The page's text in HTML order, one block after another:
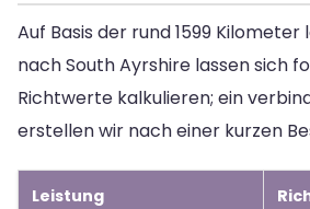
Auf Basis der rund 1599
nach South Ayrshire lassen sich
Richtwerte kalkulieren; ein
erstellen wir nach einer kurzen
Leistung